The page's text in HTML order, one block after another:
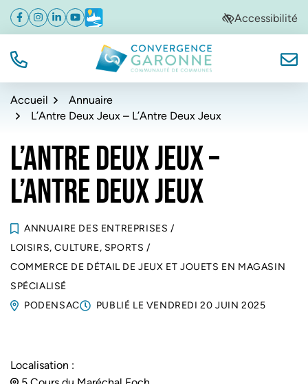
Aller
navigation
Aller
au
Aller
au
de
Facebook
(ouverture dans un nouvel onglet)
Instagram
(ouverture dans un nouvel onglet)
Linkedin
(ouverture dans un nouvel onglet)
YouTube
(ouverture dans un nouvel onglet)
Météo
(ouverture dans un nouvel onglet)Accessibilité
TÉL. Convergence Garonne
Accueil
Annuaire
L’Antre Deux Jeux – L’Antre Deux Jeux
L’ANTRE DEUX JEUX –
L’ANTRE DEUX JEUX
ANNUAIRE DES ENTREPRISES /
LOISIRS, CULTURE, SPORTS /
COMMERCE DE DÉTAIL DE JEUX ET JOUETS EN MAGASIN
SPÉCIALISÉ
PODENSAC
PUBLIÉ LE VENDREDI 20 JUIN 2025
Localisation :